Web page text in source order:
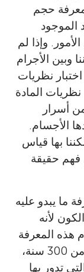
حجم
الموجود
وإذا لم
وبين الأجرام
نظريات
المادة
أسرار
الأجسام.
بها قياس
فهم حقيقة
ما يبدو عليه
لأنه
هذه المعرفة
لخلق أشياء مذهلة وتنفيذها. قبل أكثر من 300 سنة،
تدور بها